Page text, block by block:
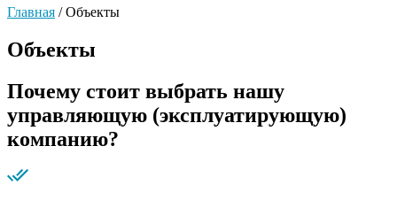
Главная /Объекты
Объекты
Почему стоит выбрать нашу
управляющую (эксплуатирующую)
компанию?